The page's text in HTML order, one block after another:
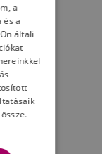
a
és a
általi